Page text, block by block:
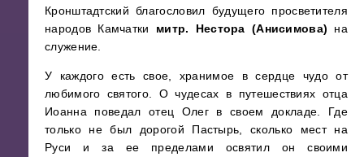
Кронштадтский благословил будущего просветителя
народов Камчатки митр. Нестора (Анисимова) на
служение.
У каждого есть свое, хранимое в сердце чудо от
любимого святого. О чудесах в путешествиях отца
Иоанна поведал отец Олег в своем докладе. Где
только не был дорогой Пастырь, сколько мест на
Руси и за ее пределами освятил он своими